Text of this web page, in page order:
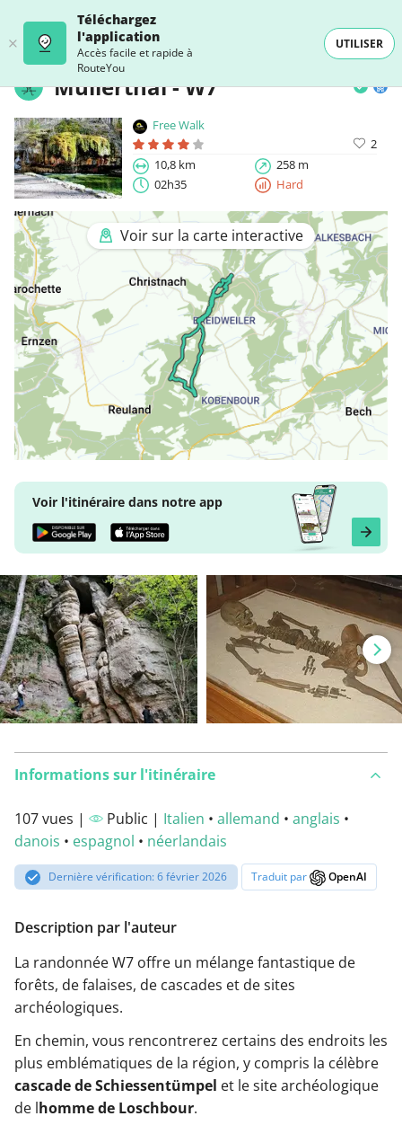
Téléchargez
l'application
Accès facile et rapide à
RouteYou
UTILISER
Mullerthal - W7
Free Walk
2
10,8 km
258 m
02h35
Hard
Voir sur la carte interactive
Voir l'itinéraire dans notre app
Informations sur l'itinéraire
107 vues | Public | Italien • allemand • anglais •
danois • espagnol • néerlandais
Dernière vérification: 6 février 2026 Traduit par OpenAI
Description par l'auteur
La randonnée W7 offre un mélange fantastique de
forêts, de falaises, de cascades et de sites
archéologiques.
En chemin, vous rencontrerez certains des endroits les
plus emblématiques de la région, y compris la célèbre
cascade de Schiessentümpel et le site archéologique
de lhomme de Loschbour.